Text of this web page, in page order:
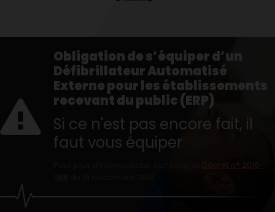
Obligation de s’équiper d’un
Défibrillateur Automatisé
Externe pour les établissements
recevant du public (ERP)
Si ce n'est pas encore fait, il
faut vous équiper
Décret n° 2018-
1186